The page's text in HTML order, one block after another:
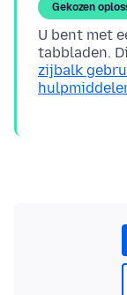
Gekozen
U bent met
tabbladen.
zijbalk